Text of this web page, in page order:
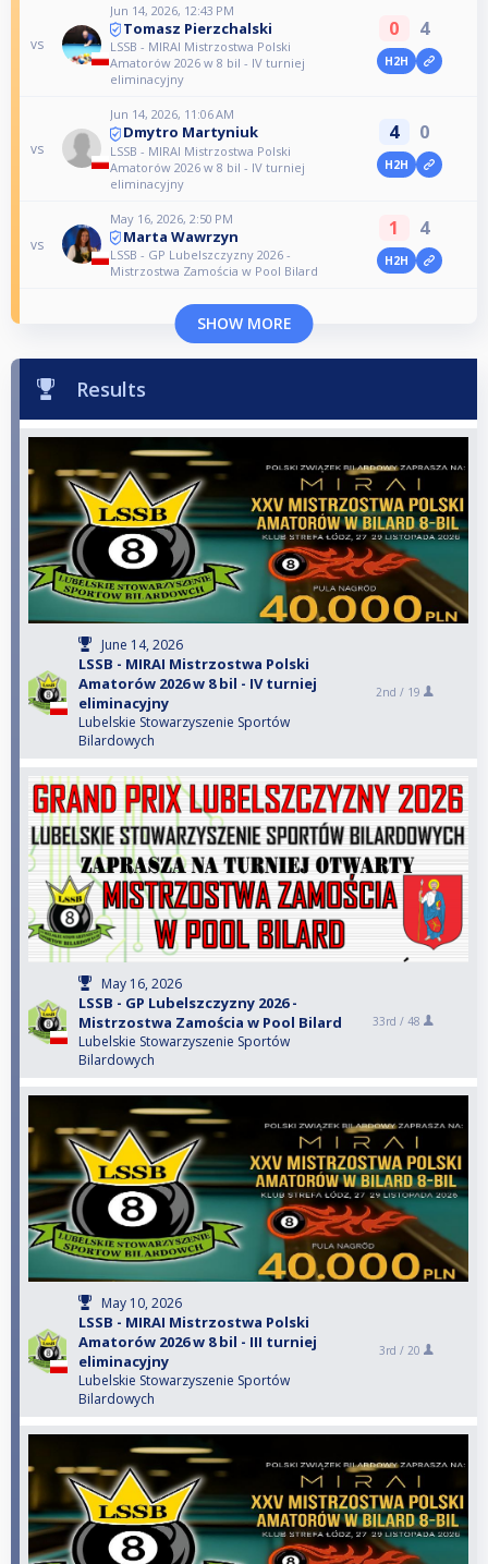
vs
Jun 14, 2026, 12:43 PM
Tomasz Pierzchalski
LSSB - MIRAI Mistrzostwa Polski
Amatorów 2026 w 8 bil - IV turniej
eliminacyjny
0 4
H2H
vs
Jun 14, 2026, 11:06 AM
Dmytro Martyniuk
LSSB - MIRAI Mistrzostwa Polski
Amatorów 2026 w 8 bil - IV turniej
eliminacyjny
4 0
H2H
vs
May 16, 2026, 2:50 PM
Marta Wawrzyn
LSSB - GP Lubelszczyzny 2026 -
Mistrzostwa Zamościa w Pool Bilard
1 4
H2H
SHOW MORE
Results
June 14, 2026
LSSB - MIRAI Mistrzostwa Polski
Amatorów 2026 w 8 bil - IV turniej
eliminacyjny
Lubelskie Stowarzyszenie Sportów
Bilardowych
2nd / 19
May 16, 2026
LSSB - GP Lubelszczyzny 2026 -
Mistrzostwa Zamościa w Pool Bilard
Lubelskie Stowarzyszenie Sportów
Bilardowych
33rd / 48
May 10, 2026
LSSB - MIRAI Mistrzostwa Polski
Amatorów 2026 w 8 bil - III turniej
eliminacyjny
Lubelskie Stowarzyszenie Sportów
Bilardowych
3rd / 20